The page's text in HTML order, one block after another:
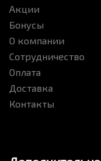
Акции
Бонусы
О компании
Сотрудничество
Оплата
Доставка
Контакты